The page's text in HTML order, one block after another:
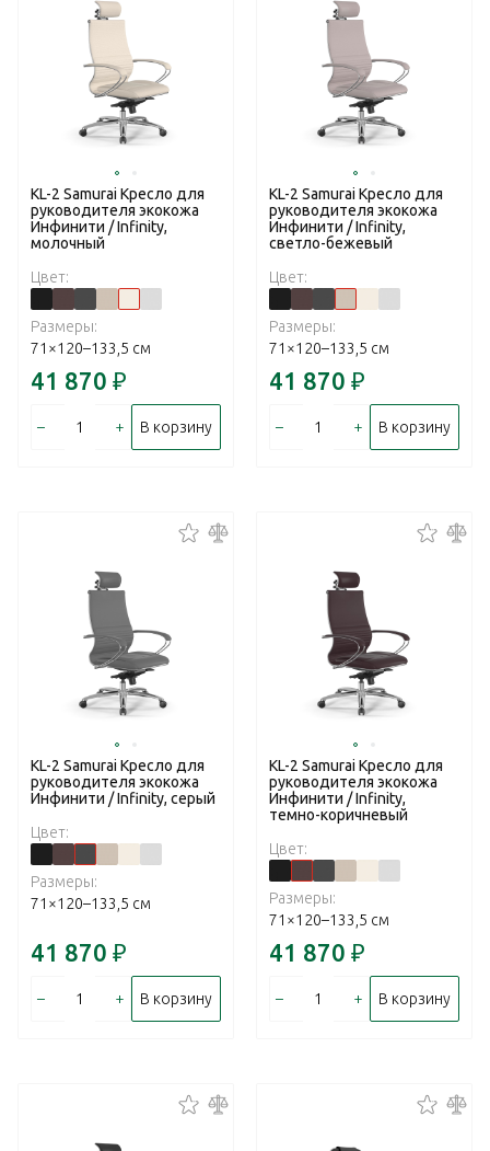
KL-2 Samurai Кресло для
руководителя экокожа
Инфинити / Infinity,
молочный
Цвет:
Размеры:
71×120–133,5 см
41 870 ₽
– + В корзину
KL-2 Samurai Кресло для
руководителя экокожа
Инфинити / Infinity,
светло-бежевый
Цвет:
Размеры:
71×120–133,5 см
41 870 ₽
– + В корзину
KL-2 Samurai Кресло для
руководителя экокожа
Инфинити / Infinity, серый
Цвет:
Размеры:
71×120–133,5 см
41 870 ₽
– + В корзину
KL-2 Samurai Кресло для
руководителя экокожа
Инфинити / Infinity,
темно-коричневый
Цвет:
Размеры:
71×120–133,5 см
41 870 ₽
– + В корзину